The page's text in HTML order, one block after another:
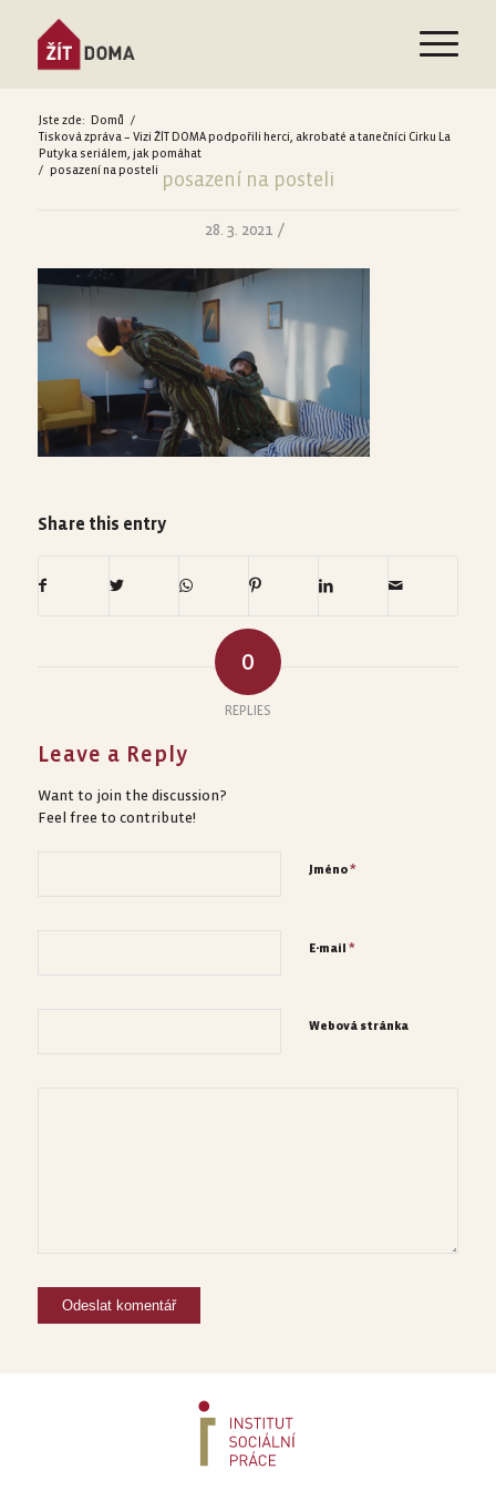
Jste zde: Domů
/
Tisková zpráva – Vizi ŽÍT DOMA podpořili herci, akrobaté a tanečníci Cirku La
Putyka seriálem, jak pomáhat
/ posazení na posteli posazení na posteli
28. 3. 2021 /
Share this entry
0
REPLIES
Leave a Reply
Want to join the discussion?
Feel free to contribute!
Jméno*
E-mail *
Webová stránka